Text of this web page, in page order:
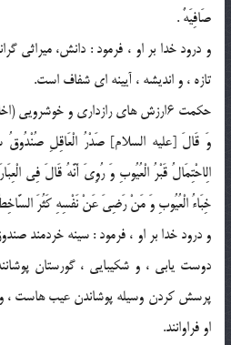
صَافِیَهٌ .
و درود خدا بر او ، فرمود : دانش، میراثى
تازه ، و اندیشه ، آیینه اى شفاف است.
حکمت ۶ارزش هاى رازدارى و خوشرویی (اخلاقى،سیاسی،اجتماعى)
وَ قَالَ [علیه السلام] صَدْرُ الْعَاقِلِ صُنْدُوقُ
الِاحْتِمَالُ قَبْرُ الْعُیُوبِ وَ رُوِیَ أَنَّهُ قَالَ فِى
خِبَاءُ الْعُیُوبِ وَ مَنْ رَضِیَ عَنْ نَفْسِهِ کَثُرَ
و درود خدا بر او ، فرمود : سینه خردمند
دوست یابى ، و شکیبایى ، گورستان
پرسش کردن وسیله پوشاندن عیب هاست ،
او فراوانند.